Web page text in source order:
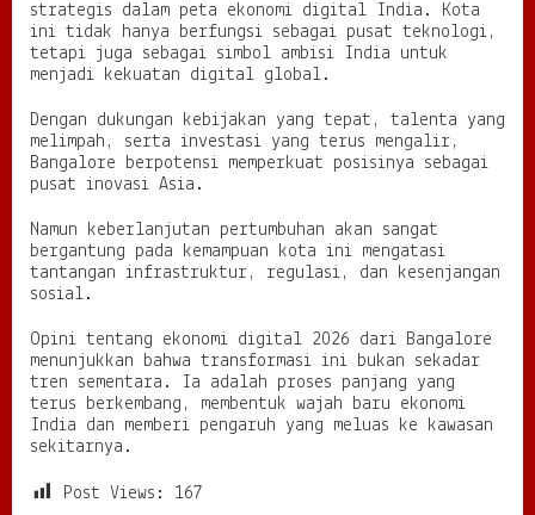
strategis dalam peta ekonomi digital India. Kota
ini tidak hanya berfungsi sebagai pusat teknologi,
tetapi juga sebagai simbol ambisi India untuk
menjadi kekuatan digital global.
Dengan dukungan kebijakan yang tepat, talenta yang
melimpah, serta investasi yang terus mengalir,
Bangalore berpotensi memperkuat posisinya sebagai
pusat inovasi Asia.
Namun keberlanjutan pertumbuhan akan sangat
bergantung pada kemampuan kota ini mengatasi
tantangan infrastruktur, regulasi, dan kesenjangan
sosial.
Opini tentang ekonomi digital 2026 dari Bangalore
menunjukkan bahwa transformasi ini bukan sekadar
tren sementara. Ia adalah proses panjang yang
terus berkembang, membentuk wajah baru ekonomi
India dan memberi pengaruh yang meluas ke kawasan
sekitarnya.
Post Views: 167